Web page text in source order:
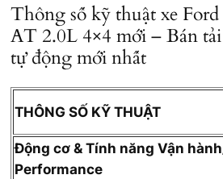
Thông số kỹ thuật xe
AT 2.0L 4×4 mới – Bán tải
tự động mới nhất
THÔNG SỐ KỸ THUẬT
Động cơ & Tính năng Vận
Performance